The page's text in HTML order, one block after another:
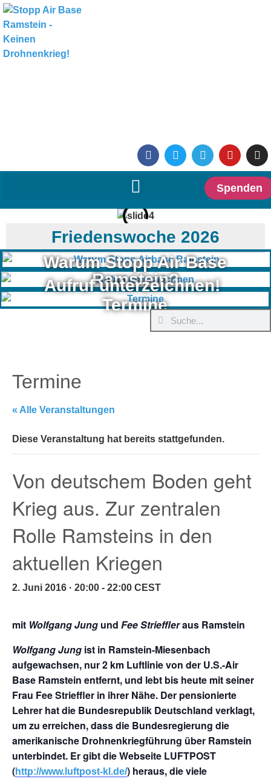
Spenden
Friedenswoche 2026
Warum Stopp Air Base
Ramstein?
Aufruf unterzeichnen!
Termine
Termine
« Alle Veranstaltungen
Diese Veranstaltung hat bereits stattgefunden.
Von deutschem Boden geht
Krieg aus. Zur zentralen
Rolle Ramsteins in den
aktuellen Kriegen
2. Juni 2016 · 20:00 - 22:00 CEST
mit Wolfgang Jung und Fee Strieffleraus Ramstein
Wolfgang Jung ist in Ramstein-Miesenbach
aufgewachsen, nur 2 km Luftlinie von der U.S.-Air
Base Ramstein entfernt, und lebt bis heute mit seiner
Frau Fee Strieffler in ihrer Nähe. Der pensionierte
Lehrer hat die Bundesrepublik Deutschland verklagt,
um zu erreichen, dass die Bundesregierung die
amerikanische Drohnenkriegführung über Ramstein
unterbindet. Er gibt die Webseite LUFTPOST
(http://www.luftpost-kl.de/) heraus, die viele